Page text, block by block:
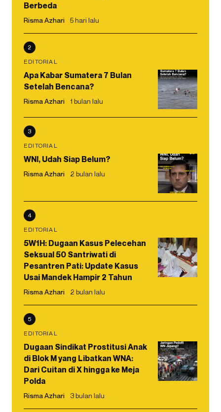
Berbeda
Risma Azhari 5 hari lalu
2
EDITORIAL
Apa Kabar Sumatera 7 Bulan
Setelah Bencana?
Risma Azhari 1 bulan lalu
3
EDITORIAL
WNI, Udah Siap Belum?
Risma Azhari 2 bulan lalu
4
EDITORIAL
5W1H: Dugaan Kasus Pelecehan
Seksual 50 Santriwati di
Pesantren Pati: Update Kasus
Usai Mandek Hampir 2 Tahun
Risma Azhari 2 bulan lalu
5
EDITORIAL
Dugaan Sindikat Prostitusi Anak
di Blok M yang Libatkan WNA:
Dari Cuitan di X hingga ke Meja
Polda
Risma Azhari 3 bulan lalu